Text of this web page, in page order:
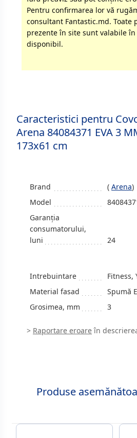
Pentru confirmarea lor vă
consultant Fantastic.md. Toate
prezente în site sunt valabile
disponibil.
Caracteristici pentru
Arena 84084371 EVA 3
173х61 cm
Brand ( Arena)
Model
Garanția
consumatorului,
luni
24
Intrebuintare
Fitness,
Material fasad
Spumă
Grosimea, mm
3
> Raportare eroareîn
Produse